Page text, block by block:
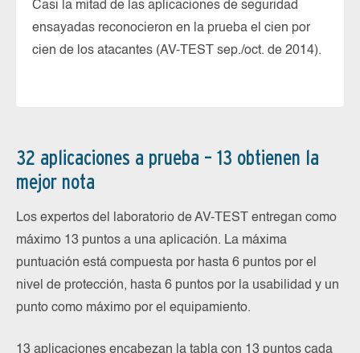
Casi la mitad de las aplicaciones de seguridad
ensayadas reconocieron en la prueba el cien por
cien de los atacantes (AV-TEST sep./oct. de 2014).
32 aplicaciones a prueba – 13 obtienen la
mejor nota
Los expertos del laboratorio de AV-TEST entregan como
máximo 13 puntos a una aplicación. La máxima
puntuación está compuesta por hasta 6 puntos por el
nivel de protección, hasta 6 puntos por la usabilidad y un
punto como máximo por el equipamiento.
13 aplicaciones encabezan la tabla con 13 puntos cada